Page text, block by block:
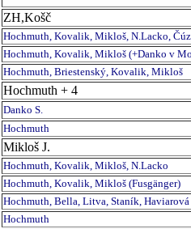
ZH,Košč
Hochmuth, Kovalik, Mikloš, N.Lacko,
Hochmuth, Kovalik, Mikloš (+Danko v
Hochmuth, Briestenský, Kovalik, Mikloš
Hochmuth + 4
Danko S.
Hochmuth
Mikloš J.
Hochmuth, Kovalik, Mikloš, N.Lacko
Hochmuth, Kovalik, Mikloš (Fusgänger)
Hochmuth, Bella, Litva, Staník, Haviarová
Hochmuth